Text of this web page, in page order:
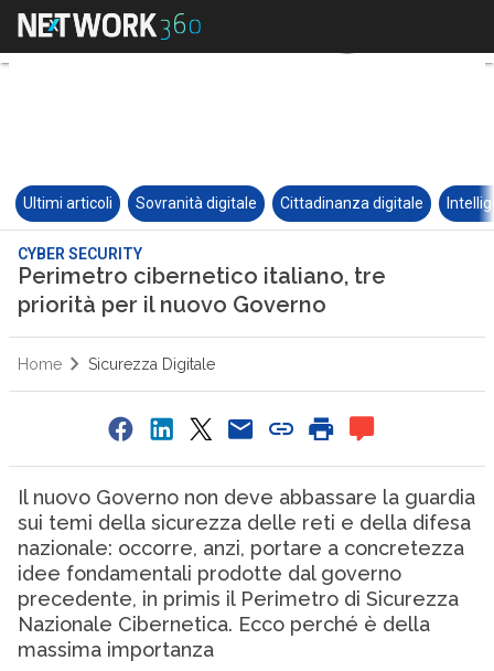
Ultimi articoli Sovranità digitale Cittadinanza digitale
CYBER SECURITY
Perimetro cibernetico italiano, tre
priorità per il nuovo Governo
Home Sicurezza Digitale
Il nuovo Governo non deve abbassare la guardia
sui temi della sicurezza delle reti e della difesa
nazionale: occorre, anzi, portare a concretezza
idee fondamentali prodotte dal governo
precedente, in primis il Perimetro di Sicurezza
Nazionale Cibernetica. Ecco perché è della
massima importanza